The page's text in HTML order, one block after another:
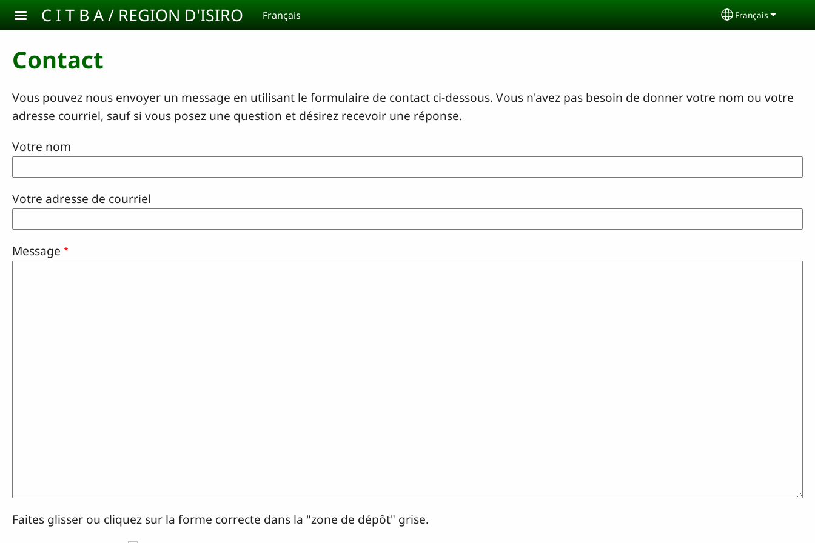
Aller au contenu principal
C I T B A / REGION D'ISIRO Français Select your
Français
Contact
Vous pouvez nous envoyer un message en utilisant le formulaire de contact ci-dessous. Vous n'avez pas besoin de donner votre nom ou votre
adresse courriel, sauf si vous posez une question et désirez recevoir une réponse.
Votre nom
Votre adresse de courriel
Message
Faites glisser ou cliquez sur la forme correcte dans la "zone de dépôt" grise.